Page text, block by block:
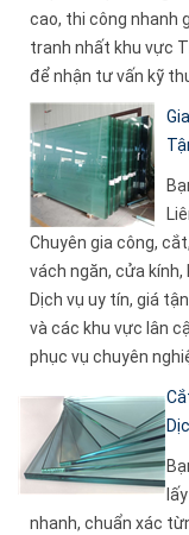
cao, thi công nhanh
tranh nhất khu vực
để nhận tư vấn kỹ
Chuyên gia công,
vách ngăn, cửa kính,
Dịch vụ uy tín, giá
và các khu vực lân
phục vụ chuyên
nhanh, chuẩn xác